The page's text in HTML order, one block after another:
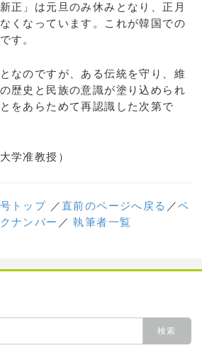
正」は元旦のみ休みとなり、正月
くなっています。これが韓国での
す。
なのですが、ある伝統を守り、維
歴史と民族の意識が塗り込められ
をあらためて再認識した次第で
学准教授）
トップ ／直前のページへ戻る ／ペ
ナンバー ／執筆者一覧